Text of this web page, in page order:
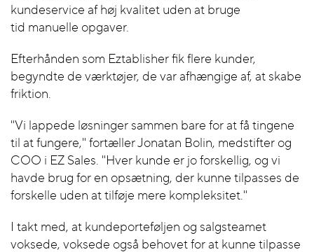
kundeservice af høj kvalitet uden at bruge
tid manuelle opgaver.
Efterhånden som Eztablisher fik flere kunder,
begyndte de værktøjer, de var afhængige af, at skabe
friktion.
"Vi lappede løsninger sammen bare for at få tingene
til at fungere," fortæller Jonatan Bolin, medstifter og
COO i EZ Sales. "Hver kunde er jo forskellig, og vi
havde brug for en opsætning, der kunne tilpasses de
forskelle uden at tilføje mere kompleksitet."
I takt med, at kundeporteføljen og salgsteamet
voksede, voksede også behovet for at kunne tilpasse